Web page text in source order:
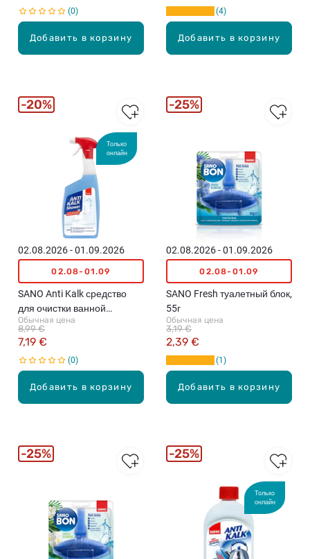
Добавить в корзину
0
Добавить в корзину
4
Только
онлайн
Добавить в корзину
02.08.2026 - 01.09.2026
02.08-01.09
SANO Anti Kalk средство
для очистки ванной
комнаты, 1л
Обычная цена
7,19 €
8,99 €
0
20%
Добавить в корзину
02.08.2026 - 01.09.2026
02.08-01.09
SANO Fresh туалетный блок,
55г
Обычная цена
2,39 €
3,19 €
1
25%
25%
Только
онлайн
25%